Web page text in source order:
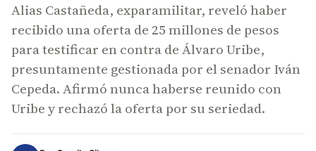
Alias Castañeda, exparamilitar, reveló haber
recibido una oferta de 25 millones de pesos
para testificar en contra de Álvaro Uribe,
presuntamente gestionada por el senador Iván
Cepeda. Afirmó nunca haberse reunido con
Uribe y rechazó la oferta por su seriedad.